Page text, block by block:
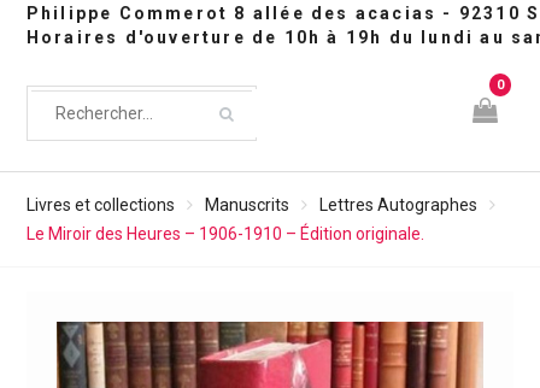
0
Livres et collections Manuscrits
Lettres Autographes
Le Miroir des Heures – 1906-1910 – Édition originale.